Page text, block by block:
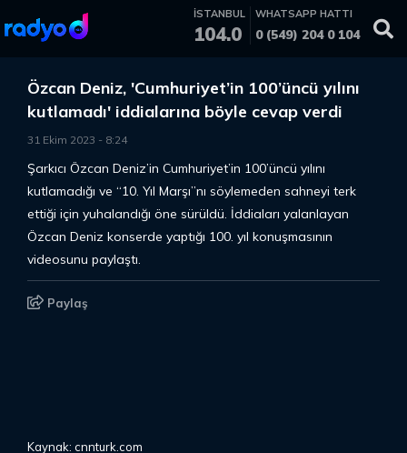
İSTANBUL
104.0
WHATSAPP HATTI
0 (549) 204 0 104
Özcan Deniz, 'Cumhuriyet’in 100’üncü yılını
kutlamadı' iddialarına böyle cevap verdi
31 Ekim 2023 - 8:24
Şarkıcı Özcan Deniz’in Cumhuriyet’in 100’üncü yılını
kutlamadığı ve “10. Yıl Marşı”nı söylemeden sahneyi terk
ettiği için yuhalandığı öne sürüldü. İddiaları yalanlayan
Özcan Deniz konserde yaptığı 100. yıl konuşmasının
videosunu paylaştı.
Paylaş
Kaynak: cnnturk.com